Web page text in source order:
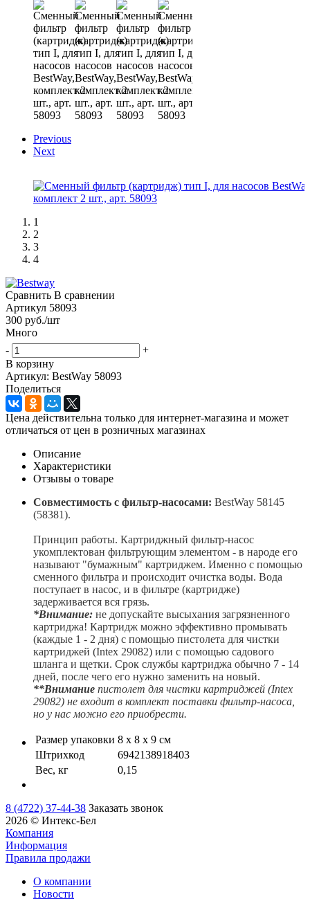
Previous
Next
1
2
3
4
Сравнить В сравнении
Артикул 58093
300 руб./шт
Много
-
+
В корзину
Артикул: BestWay 58093
Поделиться
Цена действительна только для интернет-магазина и может
отличаться от цен в розничных магазинах
Описание
Характеристики
Отзывы о товаре
Совместимость с фильтр-насосами: BestWay 58145
(58381).
Принцип работы. Картриджный фильтр-насос
укомплектован фильтрующим элементом - в народе его
называют "бумажным" картриджем. Именно с помощью
сменного фильтра и происходит очистка воды. Вода
поступает в насос, и в фильтре (картридже)
задерживается вся грязь.
*Внимание: не допускайте высыхания загрязненного
картриджа! Картридж можно эффективно промывать
(каждые 1 - 2 дня) с помощью пистолета для чистки
картриджей (Intex 29082) или с помощью садового
шланга и щетки. Срок службы картриджа обычно 7 - 14
дней, после чего его нужно заменить на новый.
**Внимание пистолет для чистки картриджей (Intex
29082) не входит в комплект поставки фильтр-насоса,
но у нас можно его приобрести.
Размер упаковки 8 х 8 х 9 см
Штрихкод
6942138918403
Вес, кг
0,15
8 (4722) 37-44-38 Заказать звонок
2026 © Интекс-Бел
Компания
Информация
Правила продажи
О компании
Новости